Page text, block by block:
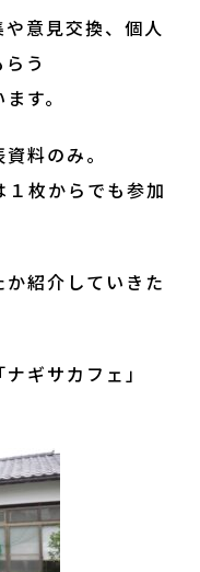
意見交換、個人
う
す。
料のみ。
枚からでも参加
紹介していきた
ギサカフェ」